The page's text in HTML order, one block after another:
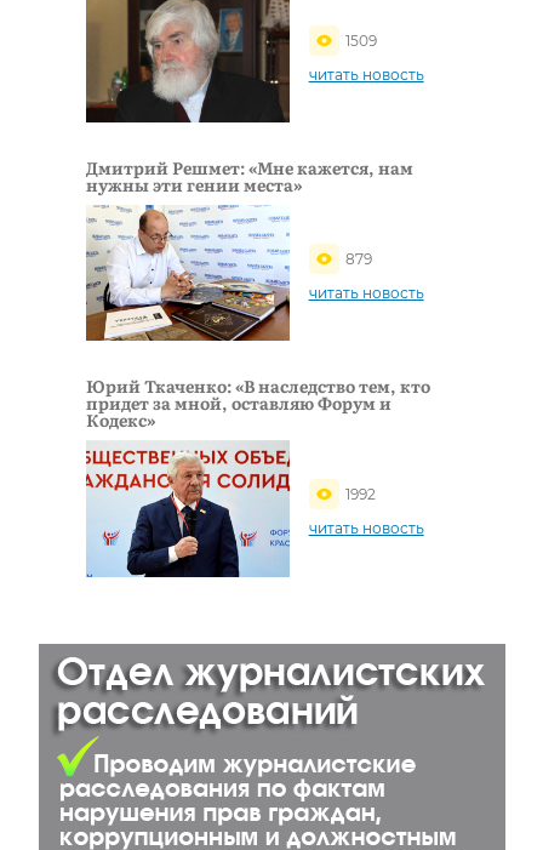
1509
читать новость
Дмитрий Решмет: «Мне кажется, нам
нужны эти гении места»
879
читать новость
Юрий Ткаченко: «В наследство тем, кто
придет за мной, оставляю Форум и
Кодекс»
1992
читать новость